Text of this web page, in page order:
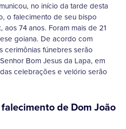
no início da tarde desta
o falecimento de seu bispo
74 anos. Foram mais de 21
goiana. De acordo com
cerimônias fúnebres serão
Bom Jesus da Lapa, em
celebrações e velório serão
de Dom João